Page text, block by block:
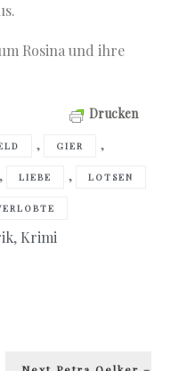
Rosina und ihre
Drucken
, GIER ,
, LIEBE , LOTSEN
, Krimi
Next